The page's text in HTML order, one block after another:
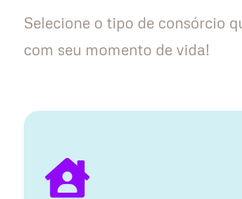
Selecione o tipo de consórcio
com seu momento de vida!